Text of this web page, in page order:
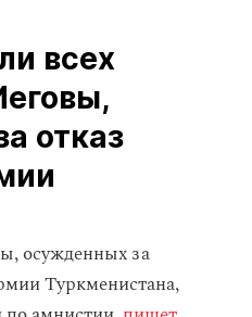
всех
отказ
осужденных за
Туркменистана,